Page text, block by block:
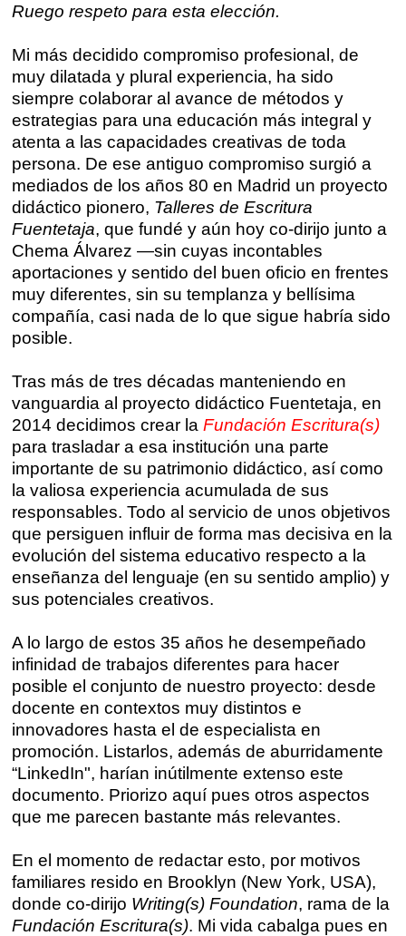
Madrid
Barcelona
Sevilla
Valencia
Alicante
Murcia
Málaga
Vitoria
Zaragoza
Santander
Gijón
Palma
Las Palmas
Presenciales en Madrid
En directo a través de Zoom
Talleres de escritura
Talleres presenciales ≻
Talleres por videoconferencia
Talleres online
Intensivos de verano ≻
Recreativa 26
El taller de escritura creativa
Cursos
Curso integral de narrativa
Máster de creación poética
fuentetaja
Quiénes somos
Nuestra filosofía
Nuestro equipo
Comunidad
Club de Escritura
Concursos
Editorial
Catálogo
Ebooks
Ruego respeto para esta elección.
Mi más decidido compromiso profesional, de
muy dilatada y plural experiencia, ha sido
siempre colaborar al avance de métodos y
estrategias para una educación más integral y
atenta a las capacidades creativas de toda
persona. De ese antiguo compromiso surgió a
mediados de los años 80 en Madrid un proyecto
didáctico pionero, Talleres de Escritura
Fuentetaja, que fundé y aún hoy co-dirijo junto a
Chema Álvarez —sin cuyas incontables
aportaciones y sentido del buen oficio en frentes
muy diferentes, sin su templanza y bellísima
compañía, casi nada de lo que sigue habría sido
posible.
Tras más de tres décadas manteniendo en
vanguardia al proyecto didáctico Fuentetaja, en
2014 decidimos crear la Fundación Escritura(s)
para trasladar a esa institución una parte
importante de su patrimonio didáctico, así como
la valiosa experiencia acumulada de sus
responsables. Todo al servicio de unos objetivos
que persiguen influir de forma mas decisiva en la
evolución del sistema educativo respecto a la
enseñanza del lenguaje (en su sentido amplio) y
sus potenciales creativos.
A lo largo de estos 35 años he desempeñado
infinidad de trabajos diferentes para hacer
posible el conjunto de nuestro proyecto: desde
docente en contextos muy distintos e
innovadores hasta el de especialista en
promoción. Listarlos, además de aburridamente
“LinkedIn", harían inútilmente extenso este
documento. Priorizo aquí pues otros aspectos
que me parecen bastante más relevantes.
En el momento de redactar esto, por motivos
familiares resido en Brooklyn (New York, USA),
donde co-dirijo Writing(s) Foundation, rama de la
Fundación Escritura(s). Mi vida cabalga pues en